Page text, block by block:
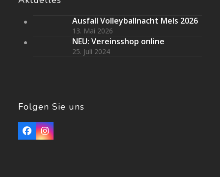
Ausfall Volleyballnacht Mels 2026
13. Mai 2026
NEU: Vereinsshop online
25. Juli 2024
Folgen Sie uns
FacebookInstagram